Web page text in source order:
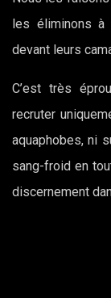
les éliminons
devant leurs
C’est très
recruter
aquaphobes, ni
sang-froid en
discernement